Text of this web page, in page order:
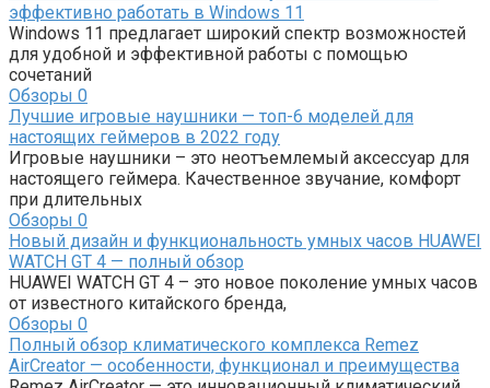
эффективно работать в Windows 11
Windows 11 предлагает широкий спектр возможностей
для удобной и эффективной работы с помощью
сочетаний
Обзоры 0
Лучшие игровые наушники — топ-6 моделей для
настоящих геймеров в 2022 году
Игровые наушники – это неотъемлемый аксессуар для
настоящего геймера. Качественное звучание, комфорт
при длительных
Обзоры 0
Новый дизайн и функциональность умных часов HUAWEI
WATCH GT 4 — полный обзор
HUAWEI WATCH GT 4 – это новое поколение умных часов
от известного китайского бренда,
Обзоры 0
Полный обзор климатического комплекса Remez
AirCreator — особенности, функционал и преимущества